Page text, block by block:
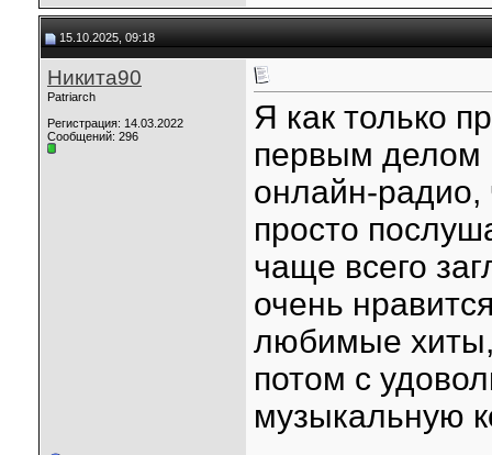
15.10.2025, 09:18
Никита90
Patriarch
Регистрация: 14.03.2022
Сообщений: 296
Я как только
первым делом
онлайн-радио,
просто
чаще всего
очень
любимые хиты,
потом с
музыкальную